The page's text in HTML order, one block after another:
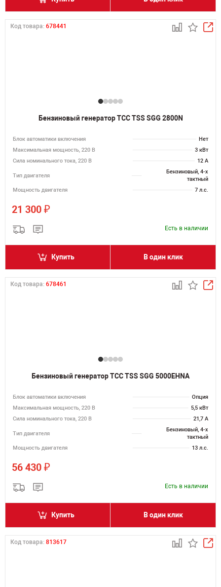
Код товара: 678441
Бензиновый генератор ТСС TSS SGG 2800N
Блок автоматики включения
Нет
Максимальная мощность, 220 В
3 кВт
Сила номинального тока, 220 В
12 А
Тип двигателя
Бензиновый, 4-х
тактный
Мощность двигателя
7 л.с.
21 300 ₽
Есть в наличии
Купить В один клик
Код товара: 678461
Бензиновый генератор ТСС TSS SGG 5000EHNA
Блок автоматики включения
Опция
Максимальная мощность, 220 В
5,5 кВт
Сила номинального тока, 220 В
21,7 А
Тип двигателя
Бензиновый, 4-х
тактный
Мощность двигателя
13 л.с.
56 430 ₽
Есть в наличии
Купить В один клик
Код товара: 813617